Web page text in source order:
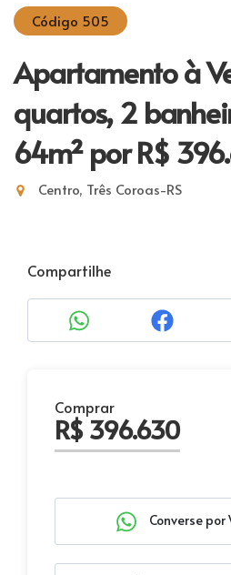
Código 505
Apartamento à
quartos, 2
64m²por R$
Centro, Três Coroas-RS
Compartilhe
Comprar
R$ 396.630
Converse